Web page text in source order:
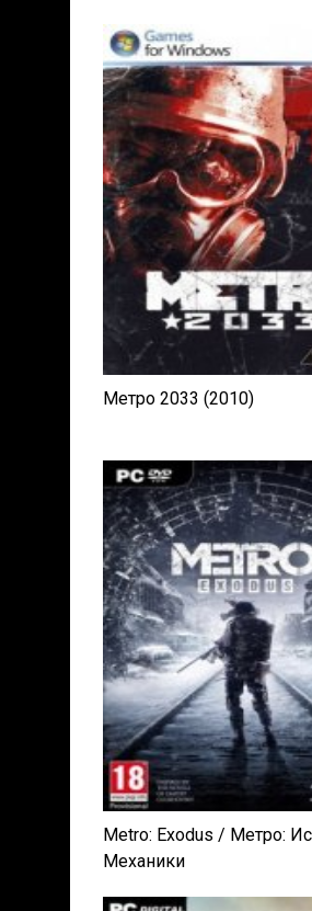
Метро 2033 (2010)
Metro: Exodus / Метро:
Механики